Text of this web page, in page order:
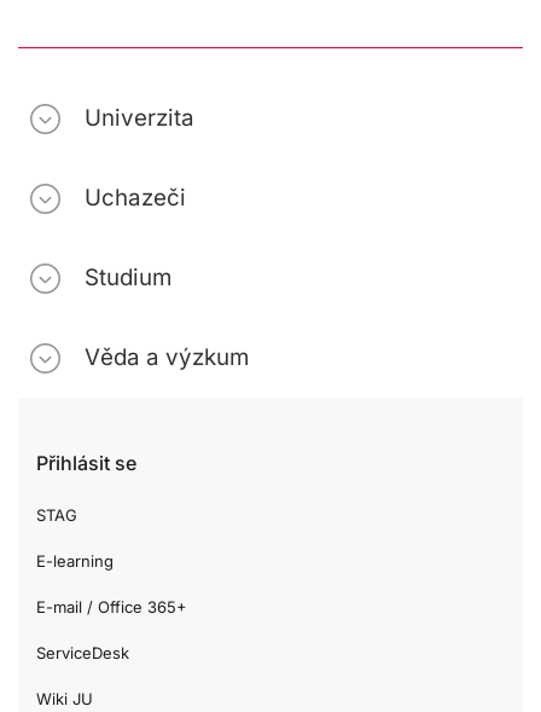
Univerzita
Uchazeči
Studium
Věda a výzkum
Přihlásit se
STAG
E-learning
E-mail / Office 365+
ServiceDesk
Wiki JU